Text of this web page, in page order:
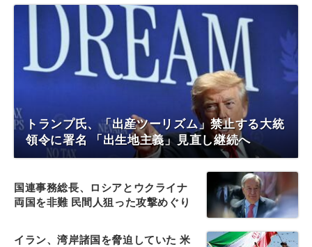
トランプ氏、「出産ツーリズム」禁止する大統
領令に署名 「出生地主義」見直し継続へ
国連事務総長、ロシアとウクライナ
両国を非難 民間人狙った攻撃めぐり
イラン、湾岸諸国を脅迫していた 米